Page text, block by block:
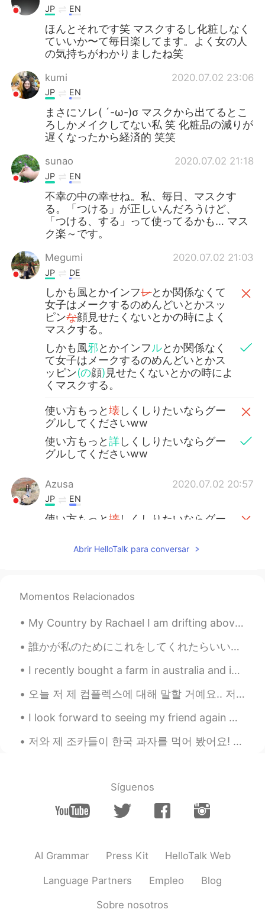
JP EN
ほんとそれです笑 マスクするし化粧しなく
ていいか〜て毎日楽してます。よく女の人
の気持ちがわかりましたね笑
kumi 2020.07.02 23:06
JP EN
まさにソレ( ´-ω-)σ マスクから出てるとこ
ろしかメイクしてない私 笑 化粧品の減りが
遅くなったから経済的 笑笑
sunao 2020.07.02 21:18
JP EN
不幸の中の幸せね。私、毎日、マスクす
る。「つける」が正しいんだろうけど、
「つける、する」って使ってるかも… マス
ク楽～です。
Megumi 2020.07.02 21:03
JP DE
しかも風とかインフレとか関係なくて
女子はメークするのめんどいとかスッ
ピンな顔見せたくないとかの時によく
マスクする。
しかも風邪とかインフルとか関係なく
て女子はメークするのめんどいとかス
ッピン(の顔)見せたくないとかの時によ
くマスクする。
使い方もっと壊しくしりたいならグー
グルしてくださいww
使い方もっと詳しくしりたいならグー
グルしてくださいww
Azusa 2020.07.02 20:57
JP EN
使い方もっと壊しくしりたいならグー
使い方もっと詳しくしりたいならグー
..
@Brad そこまで言うといて説明せんのん
かぁーい！てなったよね
2020.07.02 20:48
JP
@.. 笑笑
.. 2020.07.02 20:44
JP EN
マスクするって言いますね。でもマスク付
らとか肌の保湿の為とか病気の予防以外の
ayumi 2020.07.02 20:42
Abrir HelloTalk para conversar
Momentos Relacionados
My Country by Rachael I am drifting above snow capped peaks. Razor sharp edges cut through the b...
誰かが私のためにこれをしてくれたらいいのに🧡 Darekaga watashi no tame ni kore o shite kuretara īnoni🧡 I wish someone ...
I recently bought a farm in australia and in the future I want to breed puppy dogs this breed is ...
오늘 저 제 컴플렉스에 대해 말할 거예요.. 저는무슨 언어로 말하든 말을 더듬어요 평생 이렇게 말 더듬을 것 같아서 너무 싫어요... 한국에 갔을 때 한국어로 말할 때마다 너...
I look forward to seeing my friend again ☺️ She is traveling back in two weeks and I will miss h...
저와 제 조카들이 한국 과자를 먹어 봤어요! 이 영상을 너무 귀여워서 좀 봐 주세요.. 제 영상을 한국어와 영어 자막 있어요. Me and my nephew and nie...
Síguenos
AI Grammar Press Kit HelloTalk Web
Language Partners Empleo Blog
Sobre nosotros